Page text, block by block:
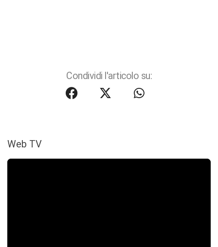
Condividi l'articolo su:
Web TV